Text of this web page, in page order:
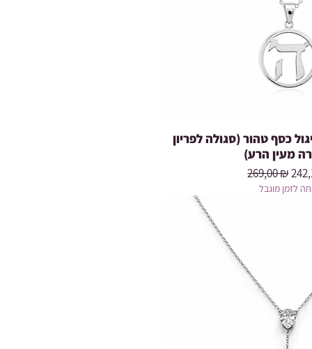
כסף טהור (סגולה לפריון
מעין הרע)
Prix original
269,00 ₪
לזמן מוגבל